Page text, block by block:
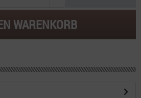
WARENKORB